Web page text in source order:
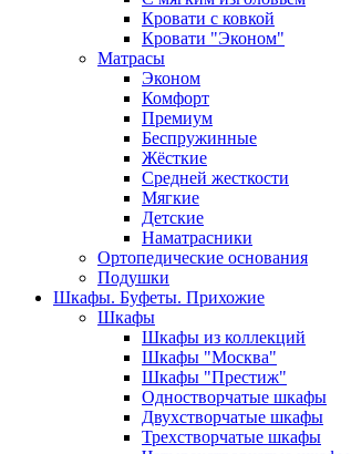
Кровати с ковкой
Кровати "Эконом"
Матрасы
Эконом
Комфорт
Премиум
Беспружинные
Жёсткие
Средней жесткости
Мягкие
Детские
Наматрасники
Ортопедические основания
Подушки
Шкафы. Буфеты. Прихожие
Шкафы
Шкафы из коллекций
Шкафы "Москва"
Шкафы "Престиж"
Одностворчатые шкафы
Двухстворчатые шкафы
Трехстворчатые шкафы